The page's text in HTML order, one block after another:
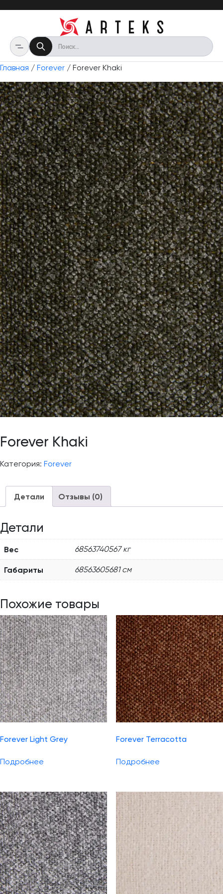
Главная / Forever / Forever Khaki
Forever Khaki
Категория: Forever
Детали Отзывы (0)
Детали
Вес 68563740567 кг
Габариты 68563605681 см
Похожие товары
Forever Light Grey
Подробнее
Forever Terracotta
Подробнее